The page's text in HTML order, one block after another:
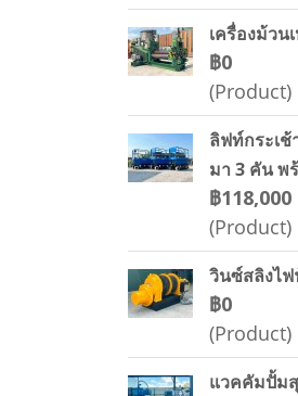
เครื่องม้วน
฿0
(Product)
ลิฟท์กระเ
มา 3 คัน พ
฿118,000
(Product)
วินซ์สลิงไฟ
฿0
(Product)
แวคคัมปั้มสุ